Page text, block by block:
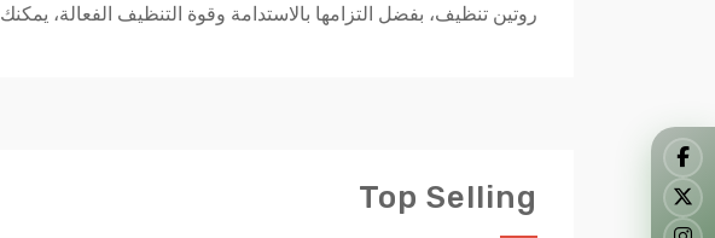
روتين تنظيف، بفضل التزامها بالاستدامة وقوة التنظيف الفعالة،
Top Selling